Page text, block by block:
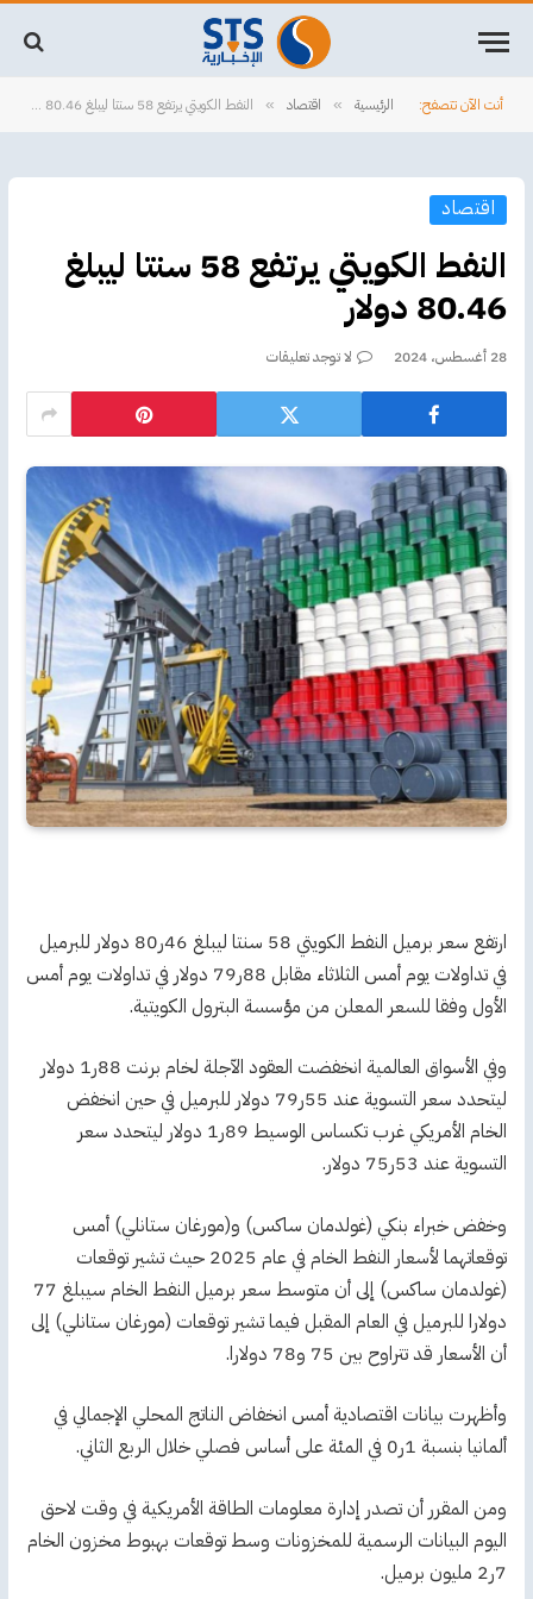
أنت الآن تتصفح: الرئيسية » اقتصاد » النفط الكويتي يرتفع 58 سنتا ليبلغ 80.46 دولار
اقتصاد
النفط الكويتي يرتفع 58 سنتا ليبلغ
80.46 دولار
28 أغسطس، 2024 لا توجد تعليقات
ارتفع سعر برميل النفط الكويتي 58 سنتا ليبلغ 46ر80 دولار للبرميل
في تداولات يوم أمس الثلاثاء مقابل 88ر79 دولار في تداولات يوم أمس
الأول وفقا للسعر المعلن من مؤسسة البترول الكويتية.
وفي الأسواق العالمية انخفضت العقود الآجلة لخام برنت 88ر1 دولار
ليتحدد سعر التسوية عند 55ر79 دولار للبرميل في حين انخفض
الخام الأمريكي غرب تكساس الوسيط 89ر1 دولار ليتحدد سعر
التسوية عند 53ر75 دولار.
وخفض خبراء بنكي (غولدمان ساكس) و(مورغان ستانلي) أمس
توقعاتهما لأسعار النفط الخام في عام 2025 حيث تشير توقعات
(غولدمان ساكس) إلى أن متوسط سعر برميل النفط الخام سيبلغ 77
دولارا للبرميل في العام المقبل فيما تشير توقعات (مورغان ستانلي) إلى
أن الأسعار قد تتراوح بين 75 و78 دولارا.
وأظهرت بيانات اقتصادية أمس انخفاض الناتج المحلي الإجمالي في
ألمانيا بنسبة 1ر0 في المئة على أساس فصلي خلال الربع الثاني.
ومن المقرر أن تصدر إدارة معلومات الطاقة الأمريكية في وقت لاحق
اليوم البيانات الرسمية للمخزونات وسط توقعات بهبوط مخزون الخام
7ر2 مليون برميل.